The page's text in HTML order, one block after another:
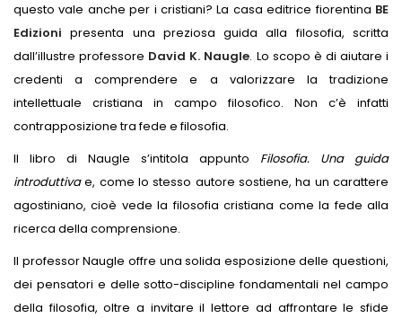
questo vale anche per i cristiani? La casa editrice fiorentina BE
Edizioni presenta una preziosa guida alla filosofia, scritta
dall’illustre professore David K. Naugle. Lo scopo è di aiutare i
credenti a comprendere e a valorizzare la tradizione
intellettuale cristiana in campo filosofico. Non c’è infatti
contrapposizione tra fede e filosofia.
Il libro di Naugle s’intitola appunto Filosofia. Una guida
introduttivae, come lo stesso autore sostiene, ha un carattere
agostiniano, cioè vede la filosofia cristiana come la fede alla
ricerca della comprensione.
Il professor Naugle offre una solida esposizione delle questioni,
dei pensatori e delle sotto-discipline fondamentali nel campo
della filosofia, oltre a invitare il lettore ad affrontare le sfide